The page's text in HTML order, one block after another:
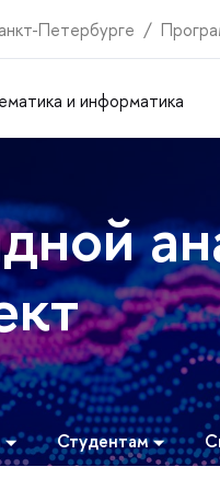
Петербурге
и информатика
Студентам